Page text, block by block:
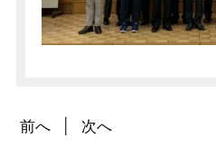
前へ 次へ